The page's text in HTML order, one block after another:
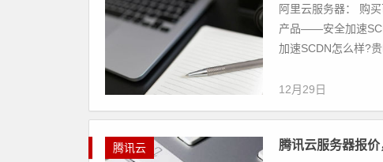
阿里云服务器： 购
产品——安全加速
加速SCDN怎么样?
12月29日
腾讯云 腾讯云服务器报